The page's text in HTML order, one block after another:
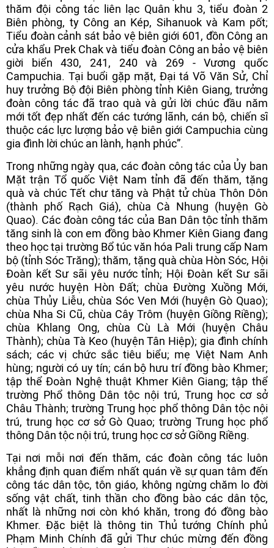
thăm đội công tác liên lạc Quân khu 3, tiểu đoàn 2
Biên phòng, ty Công an Kép, Sihanuok và Kam pốt;
Tiểu đoàn cảnh sát bảo vệ biên giới 601, đồn Công an
cửa khẩu Prek Chak và tiểu đoàn Công an bảo vệ biên
giời biển 430, 241, 240 và 269 - Vương quốc
Campuchia. Tại buổi gặp mặt, Đại tá Võ Văn Sử, Chỉ
huy trưởng Bộ đội Biên phòng tỉnh Kiên Giang, trưởng
đoàn công tác đã trao quà và gửi lời chúc đầu năm
mới tốt đẹp nhất đến các tướng lãnh, cán bộ, chiến sĩ
thuộc các lực lượng bảo vệ biên giới Campuchia cùng
gia đình lời chúc an lành, hạnh phúc”.
Trong những ngày qua, các đoàn công tác của Ủy ban
Mặt trận Tổ quốc Việt Nam tỉnh đã đến thăm, tặng
quà và chúc Tết chư tăng và Phật tử chùa Thôn Dôn
(thành phố Rạch Giá), chùa Cà Nhung (huyện Gò
Quao). Các đoàn công tác của Ban Dân tộc tỉnh thăm
tăng sinh là con em đồng bào Khmer Kiên Giang đang
theo học tại trường Bổ túc văn hóa Pali trung cấp Nam
bộ (tỉnh Sóc Trăng); thăm, tặng quà chùa Hòn Sóc, Hội
Đoàn kết Sư sãi yêu nước tỉnh; Hội Đoàn kết Sư sãi
yêu nước huyện Hòn Đất; chùa Đường Xuồng Mới,
chùa Thủy Liễu, chùa Sóc Ven Mới (huyện Gò Quao);
chùa Nha Si Cũ, chùa Cây Trôm (huyện Giồng Riềng);
chùa Khlang Ong, chùa Cù Là Mới (huyện Châu
Thành); chùa Tà Keo (huyện Tân Hiệp); gia đình chính
sách; các vị chức sắc tiêu biểu; mẹ Việt Nam Anh
hùng; người có uy tín; cán bộ hưu trí đồng bào Khmer;
tập thể Đoàn Nghệ thuật Khmer Kiên Giang; tập thể
trường Phổ thông Dân tộc nội trú, Trung học cơ sở
Châu Thành; trường Trung học phổ thông Dân tộc nội
trú, trung học cơ sở Gò Quao; trường Trung học phổ
thông Dân tộc nội trú, trung học cơ sở Giồng Riềng.
Tại nơi mỗi nơi đến thăm, các đoàn công tác luôn
khẳng định quan điểm nhất quán về sự quan tâm đến
công tác dân tộc, tôn giáo, không ngừng chăm lo đời
sống vật chất, tinh thần cho đồng bào các dân tộc,
nhất là những nơi còn khó khăn, trong đó đồng bào
Khmer. Đặc biệt là thông tin Thủ tướng Chính phủ
Phạm Minh Chính đã gửi Thư chúc mừng đến đồng